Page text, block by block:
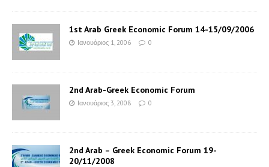
1st Arab Greek Economic Forum 14-15/09/2006
Ιανουάριος 1, 2006 0
2nd Arab-Greek Economic Forum
Ιανουάριος 3, 2008 0
2nd Arab – Greek Economic Forum 19-
20/11/2008